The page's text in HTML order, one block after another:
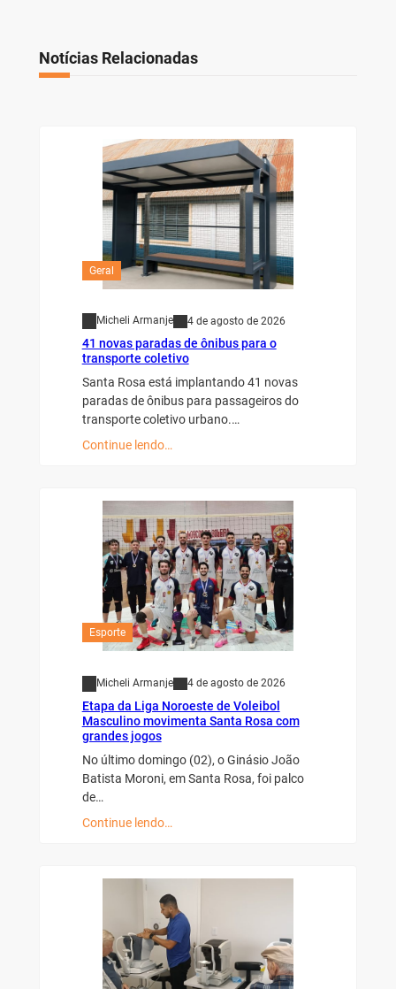
Notícias Relacionadas
Geral
Micheli Armanje 4 de agosto de 2026
41 novas paradas de ônibus para o
transporte coletivo
Santa Rosa está implantando 41 novas
paradas de ônibus para passageiros do
transporte coletivo urbano.…
Continue lendo…
Esporte
Micheli Armanje 4 de agosto de 2026
Etapa da Liga Noroeste de Voleibol
Masculino movimenta Santa Rosa com
grandes jogos
No último domingo (02), o Ginásio João
Batista Moroni, em Santa Rosa, foi palco
de…
Continue lendo…